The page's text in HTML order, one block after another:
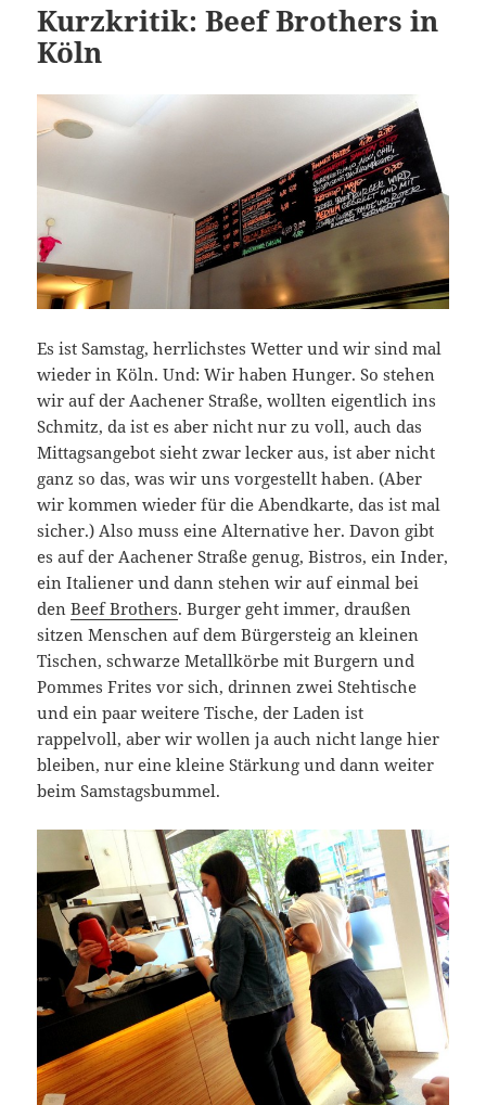
Kurzkritik: Beef Brothers in
Köln
Es ist Samstag, herrlichstes Wetter und wir sind mal
wieder in Köln. Und: Wir haben Hunger. So stehen
wir auf der Aachener Straße, wollten eigentlich ins
Schmitz, da ist es aber nicht nur zu voll, auch das
Mittagsangebot sieht zwar lecker aus, ist aber nicht
ganz so das, was wir uns vorgestellt haben. (Aber
wir kommen wieder für die Abendkarte, das ist mal
sicher.) Also muss eine Alternative her. Davon gibt
es auf der Aachener Straße genug, Bistros, ein Inder,
ein Italiener und dann stehen wir auf einmal bei
denBeef Brothers. Burger geht immer, draußen
sitzen Menschen auf dem Bürgersteig an kleinen
Tischen, schwarze Metallkörbe mit Burgern und
Pommes Frites vor sich, drinnen zwei Stehtische
und ein paar weitere Tische, der Laden ist
rappelvoll, aber wir wollen ja auch nicht lange hier
bleiben, nur eine kleine Stärkung und dann weiter
beim Samstagsbummel.